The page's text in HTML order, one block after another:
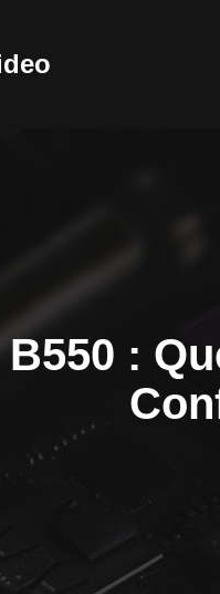
B550 :